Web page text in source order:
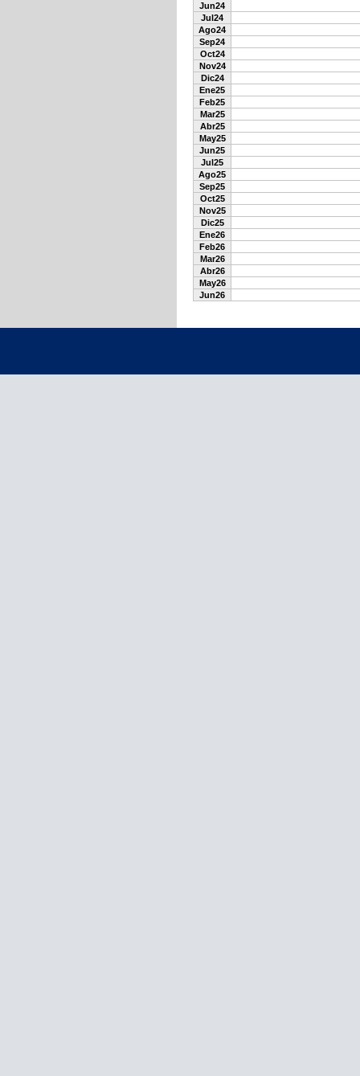
Jun24
Jul24
Ago24
Sep24
Oct24
Nov24
Dic24
Ene25
Feb25
Mar25
Abr25
May25
Jun25
Jul25
Ago25
Sep25
Oct25
Nov25
Dic25
Ene26
Feb26
Mar26
Abr26
May26
Jun26